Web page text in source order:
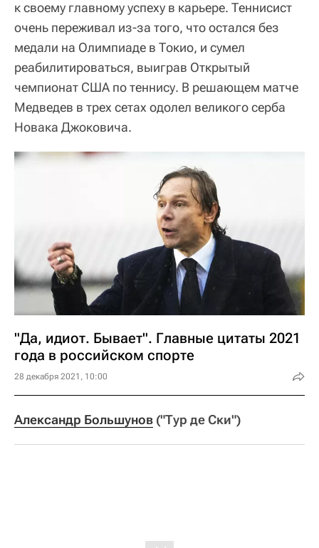
к своему главному успеху в карьере. Теннисист
очень переживал из-за того, что остался без
медали на Олимпиаде в Токио, и сумел
реабилитироваться, выиграв Открытый
чемпионат США по теннису. В решающем матче
Медведев в трех сетах одолел великого серба
Новака Джоковича.
"Да, идиот. Бывает". Главные цитаты 2021
года в российском спорте
28 декабря 2021, 10:00
Александр Большунов ("Тур де Ски")